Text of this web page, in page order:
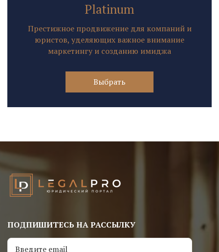
Platinum
Престижное продвижение для компаний и
юристов, уделяющих важное внимание
маркетингу и созданию имиджа
Выбрать
ПОДПИШИТЕСЬ НА РАССЫЛКУ